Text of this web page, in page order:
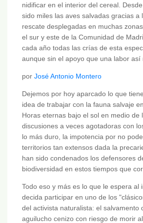
nidificar en el interior del cereal.
sido miles las aves salvadas gracias a
rescate desplegadas en muchas
el sur y este de la Comunidad de
cada año todas las crías de esta
aunque sin el apoyo que una labor así
por José Antonio Montero
Dejemos por hoy aparcado lo que
idea de trabajar con la fauna salvaje
Horas eternas bajo el sol en medio de
discusiones a veces agotadoras con
lo más duro, la impotencia por no
territorios tan extensos dada la
han sido condenados los defensores
biodiversidad en estos tiempos que
Todo eso y más es lo que le espera al
decida participar en uno de los
del activista naturalista: el salvamento
aguilucho cenizo con riesgo de morir